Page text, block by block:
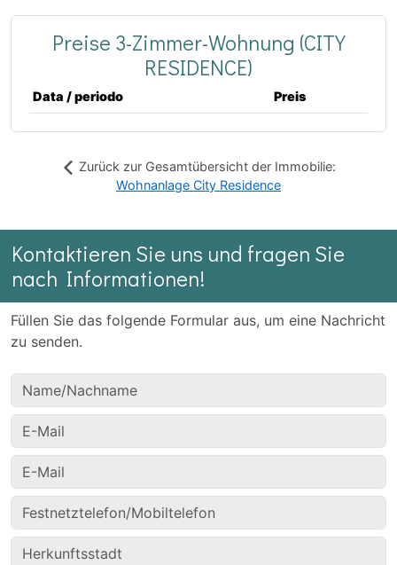
Preise 3-Zimmer-Wohnung (CITY
RESIDENCE)
Data / periodo Preis
Zurück zur Gesamtübersicht der Immobilie:
Wohnanlage City Residence
Kontaktieren Sie uns und fragen Sie
nach Informationen!
Füllen Sie das folgende Formular aus, um eine Nachricht
zu senden.